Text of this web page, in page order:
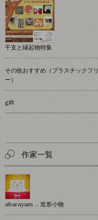
干支と縁起物特集
その他おすすめ（プラスチックフリ
ー）
gift
作家一覧
abarayam … 造形小物